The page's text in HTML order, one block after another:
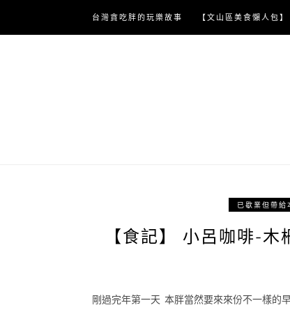
content
台灣貪吃胖的玩樂故事 【文山區美食懶人包】
已歇業但帶給
【食記】 小呂咖啡-
剛過完年第一天 本胖當然要來來份不一樣的